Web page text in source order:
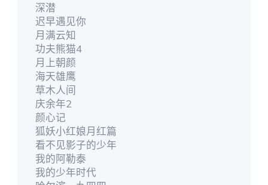
深潜
迟早遇见你
月满云知
功夫熊猫4
月上朝颜
海天雄鹰
草木人间
庆余年2
颜心记
狐妖小红娘月红篇
看不见影子的少年
我的阿勒泰
我的少年时代